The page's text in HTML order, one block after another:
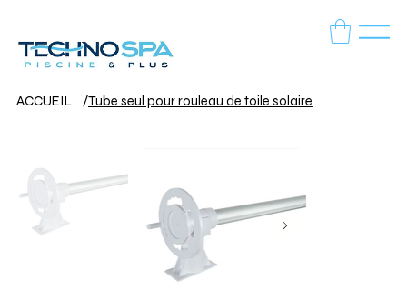
ACCUEIL /Tube seul pour rouleau de toile solaire